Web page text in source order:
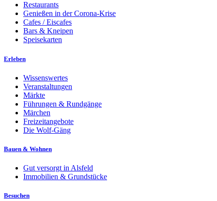
Restaurants
Genießen in der Corona-Krise
Cafes / Eiscafes
Bars & Kneipen
Speisekarten
Erleben
Wissenswertes
Veranstaltungen
Märkte
Führungen & Rundgänge
Märchen
Freizeitangebote
Die Wolf-Gäng
Bauen & Wohnen
Gut versorgt in Alsfeld
Immobilien & Grundstücke
Besuchen